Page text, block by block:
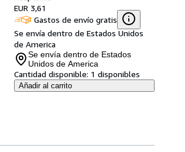
EUR 3,61
Gastos de envío gratis
Se envía dentro de Estados Unidos
de America
Se envía dentro de Estados
Unidos de America
Cantidad disponible: 1 disponibles
Añadir al carrito